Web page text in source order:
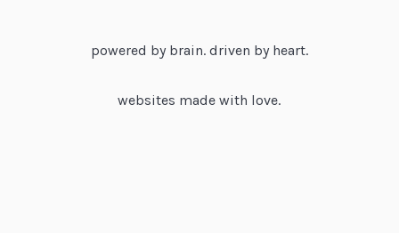
powered by brain. driven by heart.
websites made with love.